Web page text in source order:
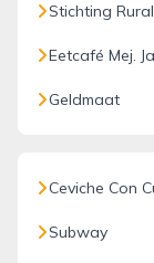
Stichting
Eetcafé Mej.
Geldmaat
Ceviche Con
Subway